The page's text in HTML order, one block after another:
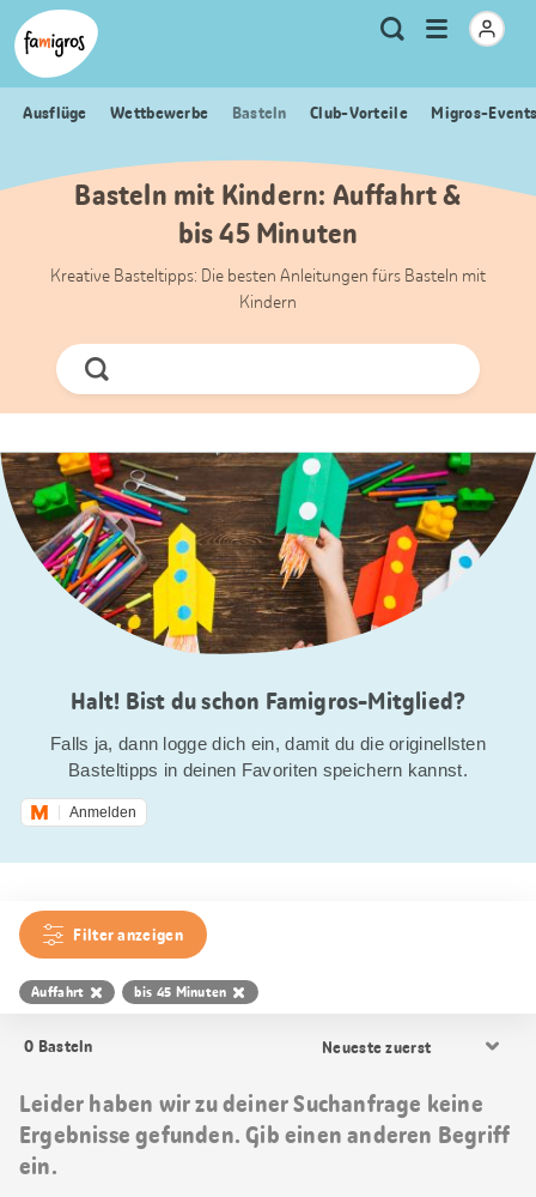
Sprungmarken
Navigation
Header
Logo
Meta
Navigation
Suche
Menu
öffnen
Ausflüge Wettbewerbe Basteln Club-Vorteile Migros-
Basteln mit Kindern: Auffahrt &
bis 45 Minuten
Kreative Basteltipps: Die besten Anleitungen fürs Basteln mit
Kindern
Jetzt
Suchen
Halt! Bist du schon Famigros-Mitglied?
Falls ja, dann logge dich ein, damit du die originellsten
Basteltipps in deinen Favoriten speichern kannst.
Anmelden
Filter anzeigen
Auffahrt bis 45 Minuten
0 Basteln
Sortierung
Leider haben wir zu deiner Suchanfrage keine
Ergebnisse gefunden. Gib einen anderen Begriff
ein.